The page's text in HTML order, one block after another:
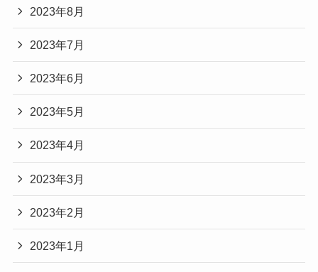
2023年8月
2023年7月
2023年6月
2023年5月
2023年4月
2023年3月
2023年2月
2023年1月